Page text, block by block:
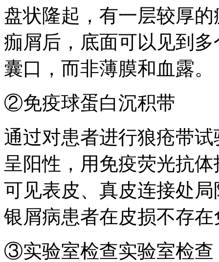
盘状隆起，有一层较厚
痂屑后，底面可以见到
囊口，而非薄膜和血露。
②免疫球蛋白沉积带
通过对患者进行狼疮带
呈阳性，用免疫荧光抗
可见表皮、真皮连接处
银屑病患者在皮损不存
③实验室检查实验室检查